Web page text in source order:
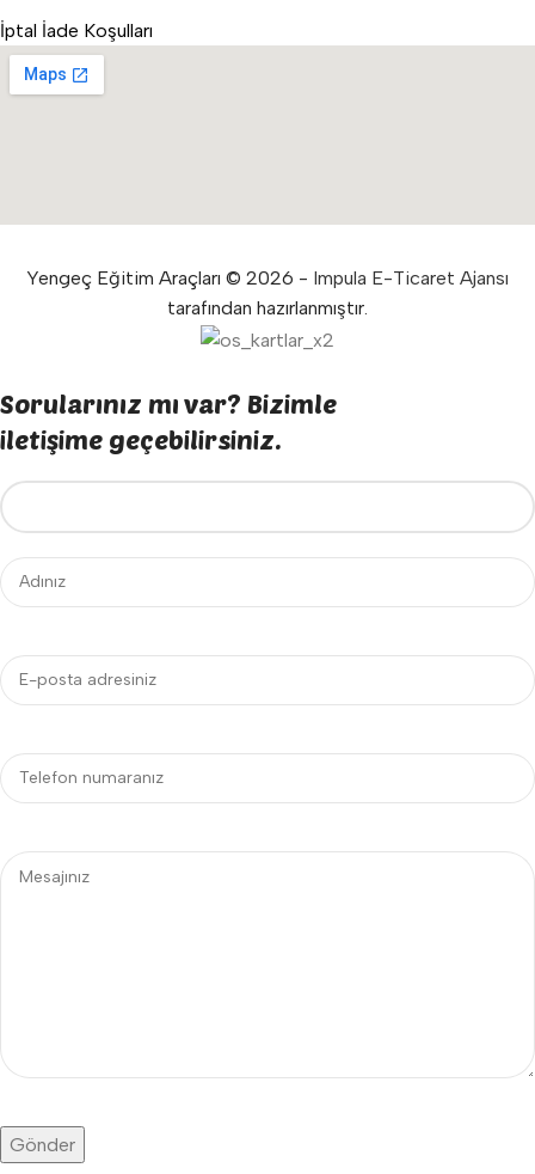
İptal İade Koşulları
Yengeç Eğitim Araçları © 2026 - Impula E-Ticaret Ajansı
tarafından hazırlanmıştır.
Sorularınız mı var? Bizimle
iletişime geçebilirsiniz.